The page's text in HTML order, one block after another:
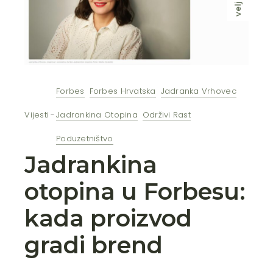
velj
Vijesti
Forbes Forbes Hrvatska Jadranka Vrhovec
Jadrankina Otopina Održivi Rast
Poduzetništvo
Jadrankina
otopina u Forbesu:
kada proizvod
gradi brend